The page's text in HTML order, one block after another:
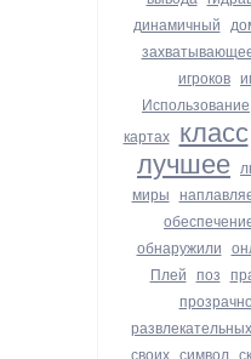
динамичный
игроков
Использование
картах класс
лучшее
миры
обнаружили
Плей поз
развлекательных
своих символ